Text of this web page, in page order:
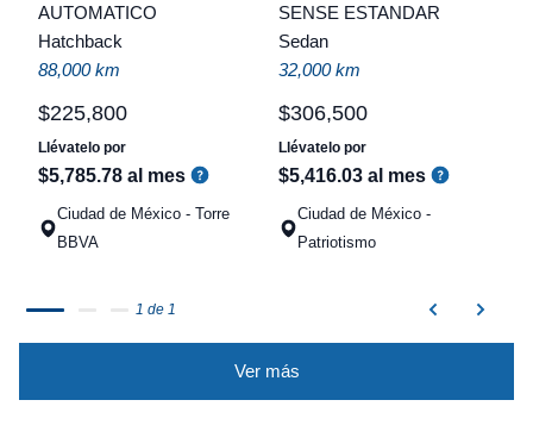
AUTOMATICO
Hatchback
88,000 km
$225,800
Llévatelo por
$5,785.78 al mes
Ciudad de México - Torre
BBVA
SENSE ESTANDAR
Sedan
32,000 km
$306,500
Llévatelo por
$5,416.03 al mes
Ciudad de México -
Patriotismo
1 de 1
Ver más